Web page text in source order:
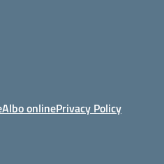
Albo onlinePrivacy Policy